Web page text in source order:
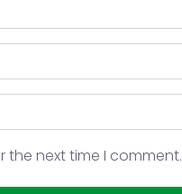
the next time I comment.